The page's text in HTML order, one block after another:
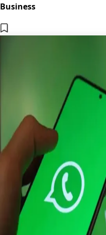
Business